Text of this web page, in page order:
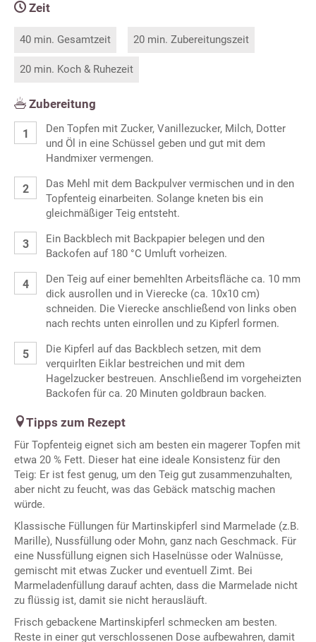
Zeit
40 min. Gesamtzeit 20 min. Zubereitungszeit
20 min. Koch & Ruhezeit
Zubereitung
Den Topfen mit Zucker, Vanillezucker, Milch, Dotter
und Öl in eine Schüssel geben und gut mit dem
Handmixer vermengen.
Das Mehl mit dem Backpulver vermischen und in den
Topfenteig einarbeiten. Solange kneten bis ein
gleichmäßiger Teig entsteht.
Ein Backblech mit Backpapier belegen und den
Backofen auf 180 °C Umluft vorheizen.
Den Teig auf einer bemehlten Arbeitsfläche ca. 10 mm
dick ausrollen und in Vierecke (ca. 10x10 cm)
schneiden. Die Vierecke anschließend von links oben
nach rechts unten einrollen und zu Kipferl formen.
Die Kipferl auf das Backblech setzen, mit dem
verquirlten Eiklar bestreichen und mit dem
Hagelzucker bestreuen. Anschließend im vorgeheizten
Backofen für ca. 20 Minuten goldbraun backen.
Tipps zum Rezept
Für Topfenteig eignet sich am besten ein magerer Topfen mit
etwa 20 % Fett. Dieser hat eine ideale Konsistenz für den
Teig: Er ist fest genug, um den Teig gut zusammenzuhalten,
aber nicht zu feucht, was das Gebäck matschig machen
würde.
Klassische Füllungen für Martinskipferl sind Marmelade (z.B.
Marille), Nussfüllung oder Mohn, ganz nach Geschmack. Für
eine Nussfüllung eignen sich Haselnüsse oder Walnüsse,
gemischt mit etwas Zucker und eventuell Zimt. Bei
Marmeladenfüllung darauf achten, dass die Marmelade nicht
zu flüssig ist, damit sie nicht herausläuft.
Frisch gebackene Martinskipferl schmecken am besten.
Reste in einer gut verschlossenen Dose aufbewahren, damit